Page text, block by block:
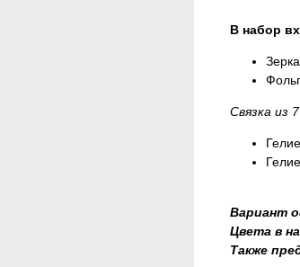
В набор
Связка из
Вариант
Цвета в
Также